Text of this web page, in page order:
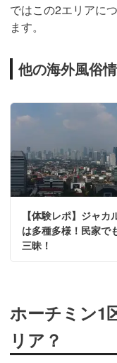
ではこの2エリアに
ます。
他の海外風俗
【体験レポ】ジャカ
は多種多様！民家で
三昧！
ホーチミン1
リア？